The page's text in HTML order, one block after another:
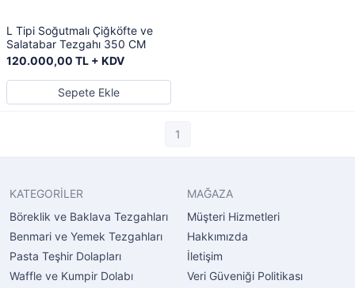
L Tipi Soğutmalı Çiğköfte ve
Salatabar Tezgahı 350 CM
120.000,00 TL + KDV
Sepete Ekle
1
KATEGORİLER
Böreklik ve Baklava Tezgahları
Benmari ve Yemek Tezgahları
Pasta Teşhir Dolapları
Waffle ve Kumpir Dolabı
MAĞAZA
Müşteri Hizmetleri
Hakkımızda
İletişim
Veri Güveniği Politikası